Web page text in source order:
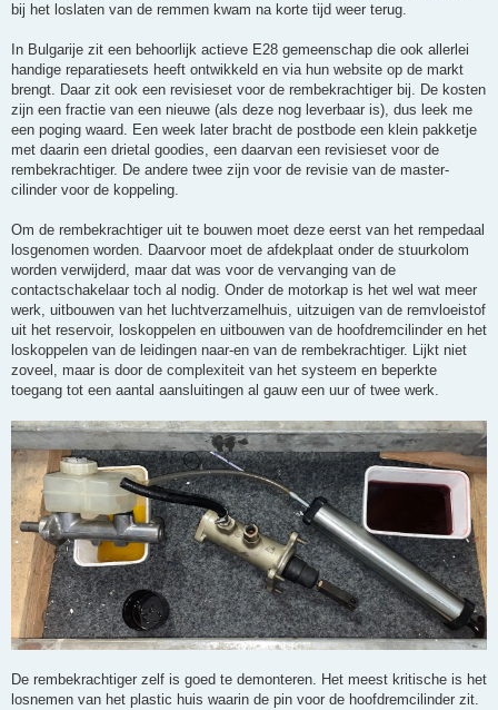
bij het loslaten van de remmen kwam na korte tijd weer terug.
In Bulgarije zit een behoorlijk actieve E28 gemeenschap die ook allerlei
handige reparatiesets heeft ontwikkeld en via hun website op de markt
brengt. Daar zit ook een revisieset voor de rembekrachtiger bij. De kosten
zijn een fractie van een nieuwe (als deze nog leverbaar is), dus leek me
een poging waard. Een week later bracht de postbode een klein pakketje
met daarin een drietal goodies, een daarvan een revisieset voor de
rembekrachtiger. De andere twee zijn voor de revisie van de master-
cilinder voor de koppeling.
Om de rembekrachtiger uit te bouwen moet deze eerst van het rempedaal
losgenomen worden. Daarvoor moet de afdekplaat onder de stuurkolom
worden verwijderd, maar dat was voor de vervanging van de
contactschakelaar toch al nodig. Onder de motorkap is het wel wat meer
werk, uitbouwen van het luchtverzamelhuis, uitzuigen van de remvloeistof
uit het reservoir, loskoppelen en uitbouwen van de hoofdremcilinder en het
loskoppelen van de leidingen naar-en van de rembekrachtiger. Lijkt niet
zoveel, maar is door de complexiteit van het systeem en beperkte
toegang tot een aantal aansluitingen al gauw een uur of twee werk.
De rembekrachtiger zelf is goed te demonteren. Het meest kritische is het
losnemen van het plastic huis waarin de pin voor de hoofdremcilinder zit.